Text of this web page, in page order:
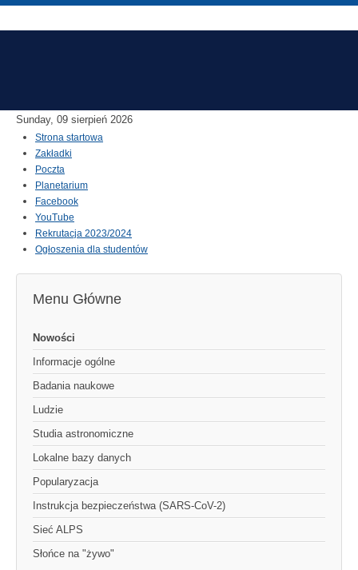
Sunday, 09 sierpień 2026
Strona startowa
Zakładki
Poczta
Planetarium
Facebook
YouTube
Rekrutacja 2023/2024
Ogłoszenia dla studentów
Menu Główne
Nowości
Informacje ogólne
Badania naukowe
Ludzie
Studia astronomiczne
Lokalne bazy danych
Popularyzacja
Instrukcja bezpieczeństwa (SARS-CoV-2)
Sieć ALPS
Słońce na "żywo"